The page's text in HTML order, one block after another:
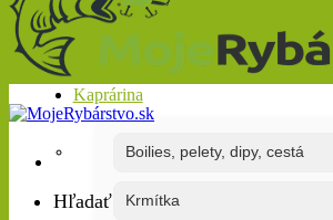
Hľadať:
Kaprárina
Boilies, pelety, dipy, cestá
Krmítka